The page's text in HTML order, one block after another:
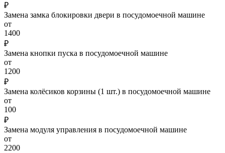
₽
Замена замка блокировки двери в посудомоечной машине
от
1400
₽
Замена кнопки пуска в посудомоечной машине
от
1200
₽
Замена колёсиков корзины (1 шт.) в посудомоечной машине
от
100
₽
Замена модуля управления в посудомоечной машине
от
2200